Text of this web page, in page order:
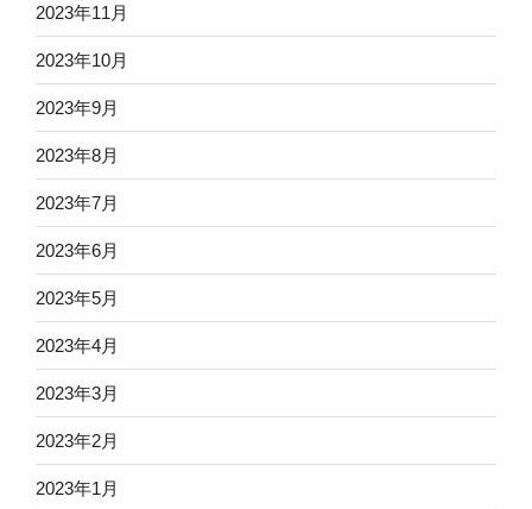
2023年11月
2023年10月
2023年9月
2023年8月
2023年7月
2023年6月
2023年5月
2023年4月
2023年3月
2023年2月
2023年1月